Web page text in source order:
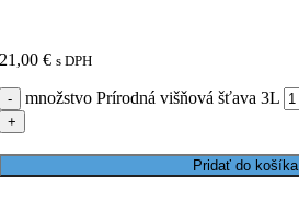
21,00€ s DPH
množstvo Prírodná višňová šťava 3L
Pridať do košíka